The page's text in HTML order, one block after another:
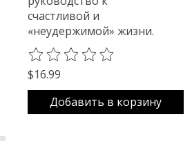
счастливой и
«неудержимой» жизни.
The rating of this product is
$16.99
Добавить в корзину